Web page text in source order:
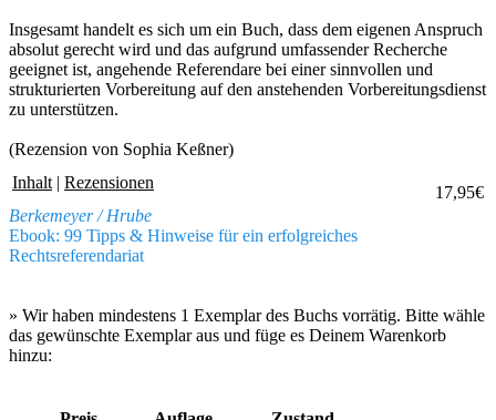
Insgesamt handelt es sich um ein Buch, dass dem eigenen Anspruch
absolut gerecht wird und das aufgrund umfassender Recherche
geeignet ist, angehende Referendare bei einer sinnvollen und
strukturierten Vorbereitung auf den anstehenden Vorbereitungsdienst
zu unterstützen.
(Rezension von Sophia Keßner)
Inhalt | Rezensionen
17,95€
Berkemeyer / Hrube
Ebook: 99 Tipps & Hinweise für ein erfolgreiches
Rechtsreferendariat
» Wir haben mindestens 1 Exemplar des Buchs vorrätig. Bitte wähle
das gewünschte Exemplar aus und füge es Deinem Warenkorb
hinzu: